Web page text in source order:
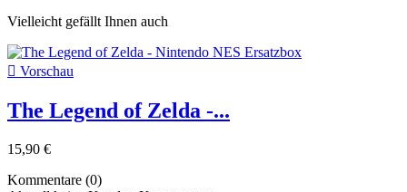
Vielleicht gefällt Ihnen auch
 Vorschau
The Legend of Zelda -...
15,90 €
Kommentare (0)